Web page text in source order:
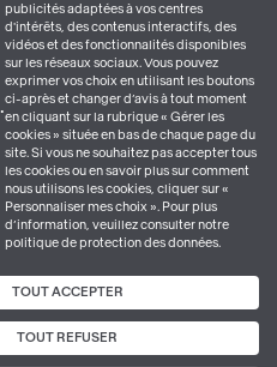
publicités adaptées à vos centres
d'intérêts, des contenus interactifs, des
vidéos et des fonctionnalités disponibles
sur les réseaux sociaux. Vous pouvez
exprimer vos choix en utilisant les boutons
ci-après et changer d’avis à tout moment
en cliquant sur la rubrique « Gérer les
cookies » située en bas de chaque page du
site. Si vous ne souhaitez pas accepter tous
les cookies ou en savoir plus sur comment
nous utilisons les cookies, cliquer sur «
Personnaliser mes choix ». Pour plus
d’information, veuillez consulter notre
politique de protection des données.
TOUT ACCEPTER
TOUT REFUSER